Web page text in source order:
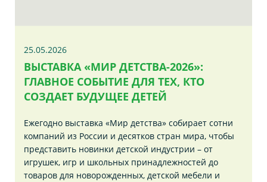
25.05.2026
ВЫСТАВКА «МИР ДЕТСТВА-2026»:
ГЛАВНОЕ СОБЫТИЕ ДЛЯ ТЕХ, КТО
СОЗДАЕТ БУДУЩЕЕ ДЕТЕЙ
Ежегодно выставка «Мир детства» собирает сотни
компаний из России и десятков стран мира, чтобы
представить новинки детской индустрии – от
игрушек, игр и школьных принадлежностей до
товаров для новорожденных, детской мебели и